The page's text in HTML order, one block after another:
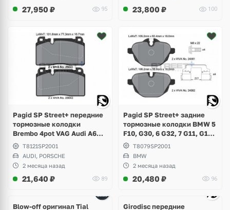
27,950 ₽ 95 23,800 ₽ 100
Pagid SP Street+ передние
тормозные колодки
Brembo 4pot VAG Audi A6
C7, A7, Q5 8R, Porsche
Macan 2.0
T8121SP2001
AUDI, PORSCHE
2 месяца назад
21,640 ₽ 89
Pagid SP Street+ задние
тормозные колодки BMW 5
F10, G30, 6 G32, 7 G11, G12,
X3 F25, G01, X4 F26, G02,
X5 G05, X6 G06, Z4 E89, i8
T8079SP2001
BMW
2 месяца назад
20,480 ₽ 96
Blow-off оригинал Tial Girodisc передние